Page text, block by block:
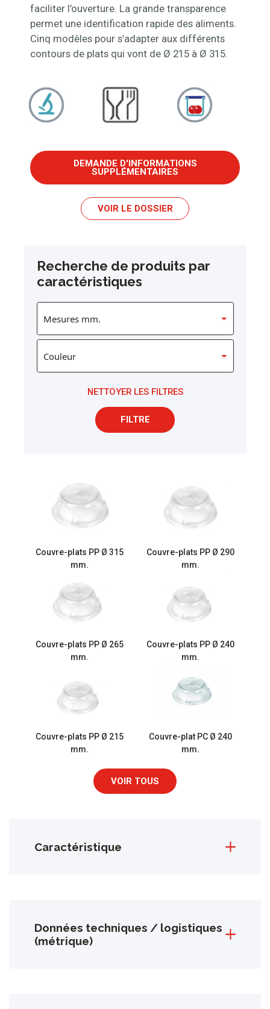
faciliter l’ouverture. La grande transparence
permet une identification rapide des aliments.
Cinq modèles pour s’adapter aux différents
contours de plats qui vont de Ø 215 à Ø 315.
DEMANDE D'INFORMATIONS
SUPPLÉMENTAIRES
VOIR LE DOSSIER
Recherche de produits par
caractéristiques
NETTOYER LES FILTRES
FILTRE
Couvre-plats PP Ø 315
mm.
Couvre-plats PP Ø 290
mm.
Couvre-plats PP Ø 265
mm.
Couvre-plats PP Ø 240
mm.
Couvre-plats PP Ø 215
mm.
Couvre-plat PC Ø 240
mm.
VOIR TOUS
Caractéristique
Données techniques / logistiques
(métrique)